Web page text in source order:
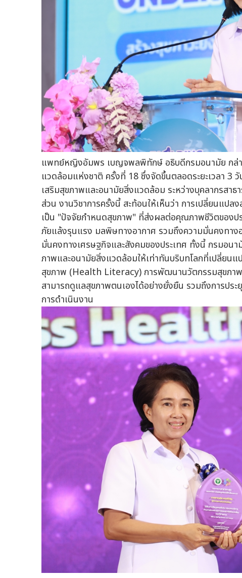
แพทย์หญิงอัมพร เบญจพลพิทักษ์ อธิบดีกรมอนามัย กล่า
แวดล้อมแห่งชาติ ครั้งที่ 18 ซึ่งจัดขึ้นตลอดระยะเวลา 3
เสริมสุขภาพและอนามัยสิ่งแวดล้อม ระหว่างบุคลากรสา
ส่วน งานวิชาการครั้งนี้ สะท้อนให้เห็นว่า การเปลี่ยนแป
เป็น "ปัจจัยกำหนดสุขภาพ" ที่ส่งผลต่อคุณภาพชีวิตของป
ภัยแล้งรุนแรง มลพิษทางอากาศ รวมถึงความมั่นคงทาง
มั่นคงทางเศรษฐกิจและสังคมของประเทศ ทั้งนี้ กรมอน
ภาพและอนามัยสิ่งแวดล้อมให้เท่าทันบริบทโลกที่เปลี่ยนแ
สุขภาพ (Health Literacy) การพัฒนานวัตกรรมสุขภาพ
สามารถดูแลสุขภาพตนเองได้อย่างยั่งยืน รวมถึงการปร
การดำเนินงาน